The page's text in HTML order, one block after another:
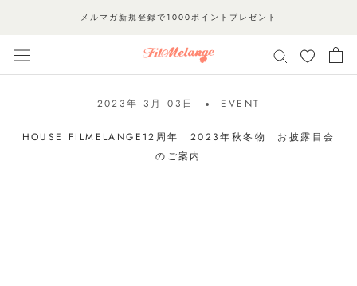
プ
メルマガ新規登録で1000ポイントプレゼント
2023年 3月 03日 EVENT
HOUSE FILMELANGE12周年 2023年秋冬物 お披露目会
のご案内